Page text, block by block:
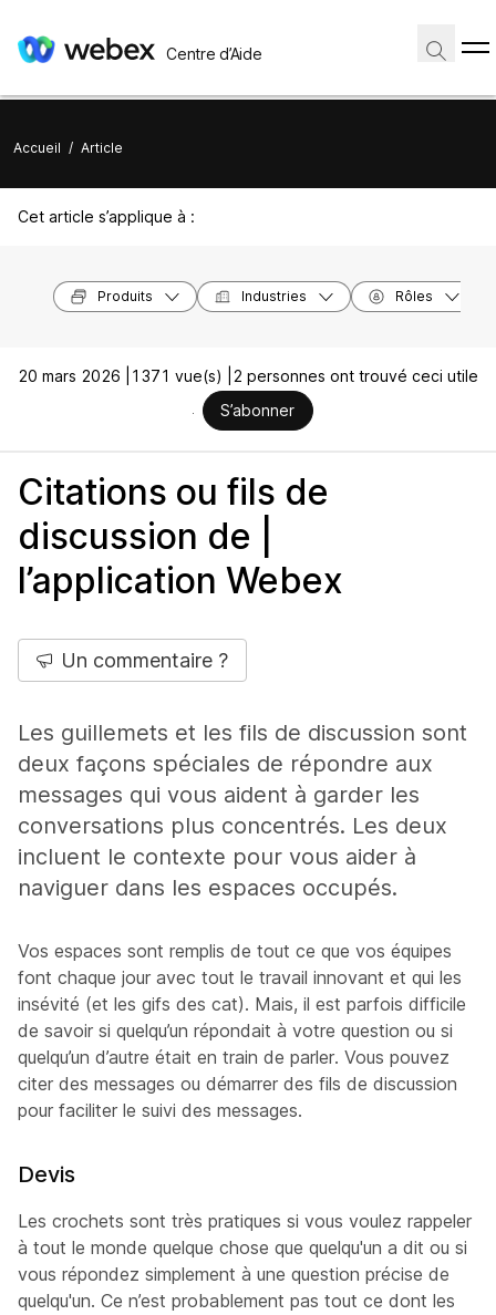
Centre d’Aide
Accueil / Article
Cet article s’applique à :
Produits Industries Rôles
20 mars 2026 | 1371 vue(s) |
2 personnes ont trouvé ceci utile
S’abonner
Citations ou fils de
discussion de |
l’application Webex
Un commentaire ?
Les guillemets et les fils de discussion sont
deux façons spéciales de répondre aux
messages qui vous aident à garder les
conversations plus concentrés. Les deux
incluent le contexte pour vous aider à
naviguer dans les espaces occupés.
Vos espaces sont remplis de tout ce que vos équipes
font chaque jour avec tout le travail innovant et qui les
insévité (et les gifs des cat). Mais, il est parfois difficile
de savoir si quelqu’un répondait à votre question ou si
quelqu’un d’autre était en train de parler. Vous pouvez
citer des messages ou démarrer des fils de discussion
pour faciliter le suivi des messages.
Devis
Les crochets sont très pratiques si vous voulez rappeler
à tout le monde quelque chose que quelqu'un a dit ou si
vous répondez simplement à une question précise de
quelqu'un. Ce n’est probablement pas tout ce dont les